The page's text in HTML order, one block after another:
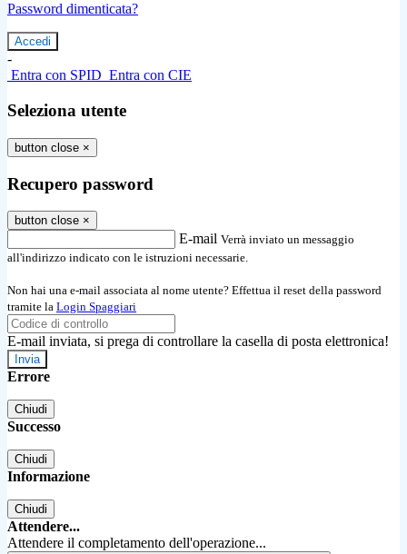
Password dimenticata?
-
Entra con SPID Entra con CIE
Seleziona utente
button close ×
Recupero password
button close ×
E-mail Verrà inviato un messaggio
all'indirizzo indicato con le istruzioni necessarie.
Non hai una e-mail associata al nome utente? Effettua il reset della password
tramite la Login Spaggiari
E-mail inviata, si prega di controllare la casella di posta elettronica!
Errore
Chiudi
Successo
Chiudi
Informazione
Chiudi
Attendere...
Attendere il completamento dell'operazione...